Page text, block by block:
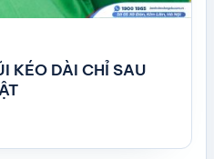
KÉO DÀI CHỈ SAU